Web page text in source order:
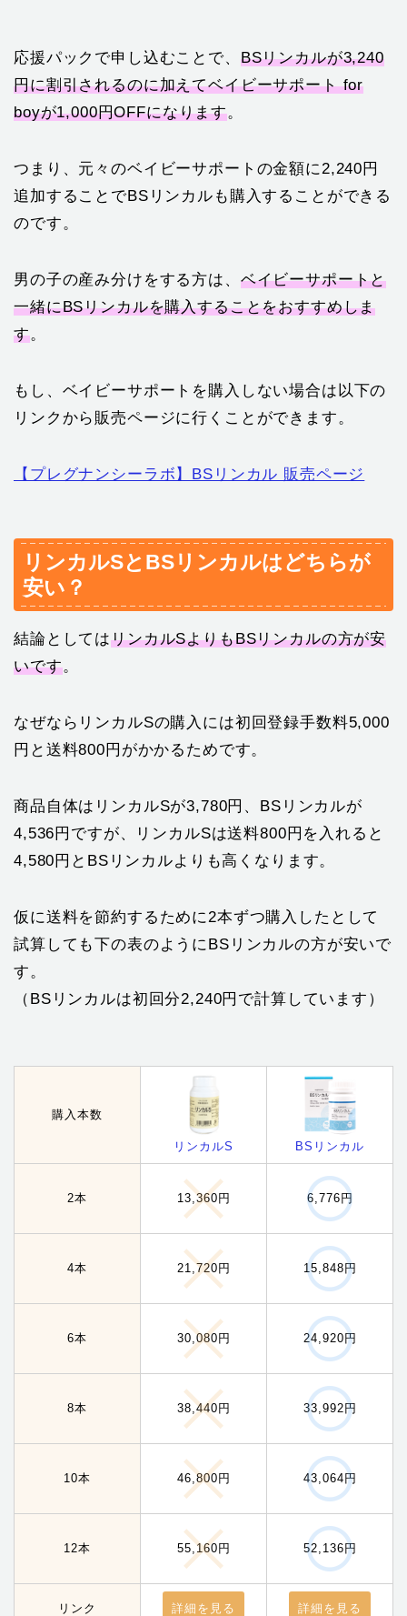
応援パックで申し込むことで、 BSリンカルが3,240
円に割引されるのに加えてベイビーサポート for
boyが1,000円OFFになります。
つまり、元々のベイビーサポートの金額に2,240円
追加することでBSリンカルも購入することができる
のです。
男の子の産み分けをする方は、 ベイビーサポートと
一緒にBSリンカルを購入することをおすすめしま
す。
もし、ベイビーサポートを購入しない場合は以下の
リンクから販売ページに行くことができます。
【プレグナンシーラボ】BSリンカル 販売ページ
リンカルSとBSリンカルはどちらが
安い？
結論としてはリンカルSよりもBSリンカルの方が安
いです。
なぜならリンカルSの購入には初回登録手数料5,000
円と送料800円がかかるためです。
商品自体はリンカルSが3,780円、BSリンカルが
4,536円ですが、リンカルSは送料800円を入れると
4,580円とBSリンカルよりも高くなります。
仮に送料を節約するために2本ずつ購入したとして
試算しても下の表のようにBSリンカルの方が安いで
す。
（BSリンカルは初回分2,240円で計算しています）
購入本数
リンカルS BSリンカル
2本 13,360円 6,776円
4本 21,720円 15,848円
6本 30,080円 24,920円
8本 38,440円 33,992円
10本 46,800円 43,064円
12本 55,160円 52,136円
リンク 詳細を見る 詳細を見る